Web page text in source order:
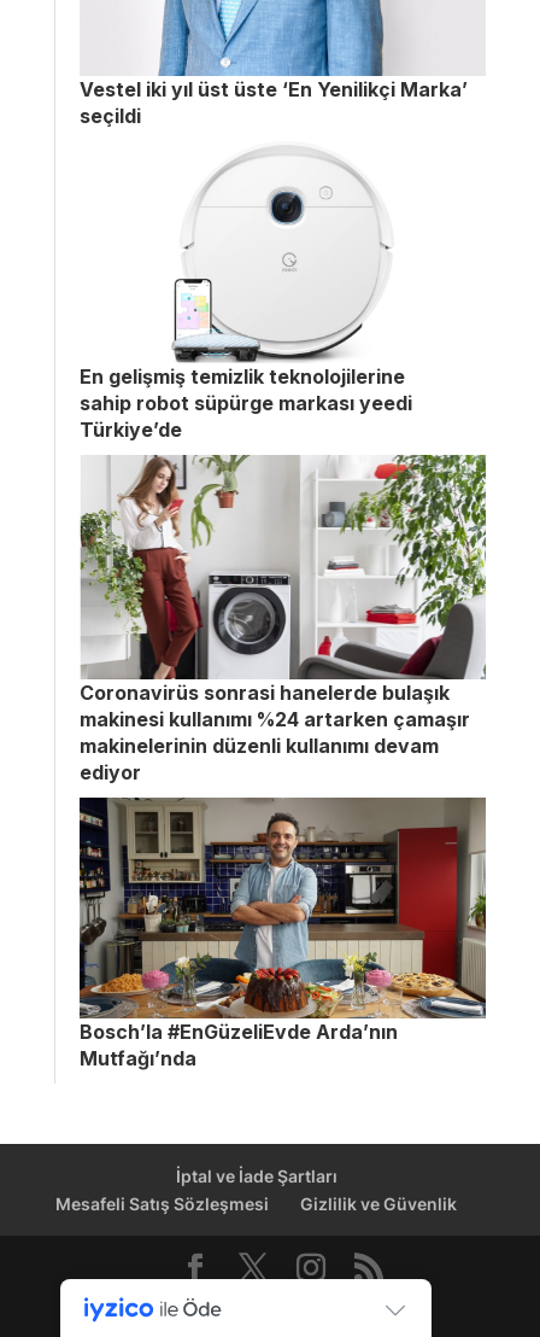
Vestel iki yıl üst üste ‘En Yenilikçi Marka’
seçildi
En gelişmiş temizlik teknolojilerine
sahip robot süpürge markası yeedi
Türkiye’de
Coronavirüs sonrasi hanelerde bulaşık
makinesi kullanımı %24 artarken çamaşır
makinelerinin düzenli kullanımı devam
ediyor
Bosch’la #EnGüzeliEvde Arda’nın
Mutfağı’nda
İptal ve İade Şartları
Mesafeli Satış Sözleşmesi
Gizlilik ve Güvenlik
Dağıtım Kanalı © 2026